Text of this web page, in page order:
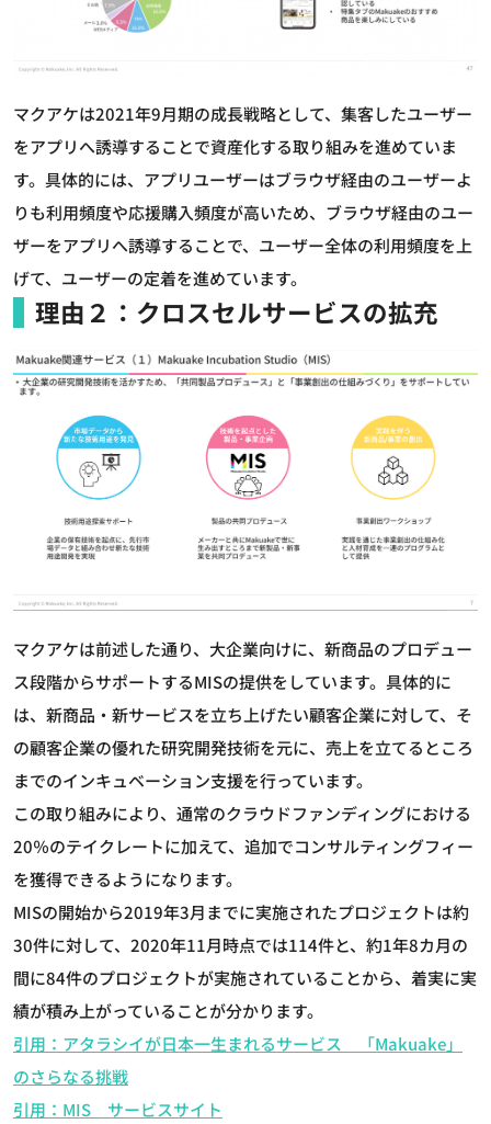
マクアケは2021年9月期の成長戦略として、集客したユーザー
をアプリへ誘導することで資産化する取り組みを進めていま
す。具体的には、アプリユーザーはブラウザ経由のユーザーよ
りも利用頻度や応援購入頻度が高いため、ブラウザ経由のユー
ザーをアプリへ誘導することで、ユーザー全体の利用頻度を上
げて、ユーザーの定着を進めています。
理由２：クロスセルサービスの拡充
マクアケは前述した通り、大企業向けに、新商品のプロデュー
ス段階からサポートするMISの提供をしています。具体的に
は、新商品・新サービスを立ち上げたい顧客企業に対して、そ
の顧客企業の優れた研究開発技術を元に、売上を立てるところ
までのインキュベーション支援を行っています。
この取り組みにより、通常のクラウドファンディングにおける
20％のテイクレートに加えて、追加でコンサルティングフィー
を獲得できるようになります。
MISの開始から2019年3月までに実施されたプロジェクトは約
30件に対して、2020年11月時点では114件と、約1年8カ月の
間に84件のプロジェクトが実施されていることから、着実に実
績が積み上がっていることが分かります。
引用：アタラシイが日本一生まれるサービス 「Makuake」
のさらなる挑戦
引用：MIS サービスサイト